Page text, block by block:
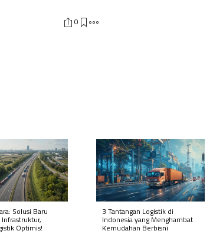
0
Solusi Baru
Optimis!
3 Tantangan Logistik di
Indonesia yang Menghambat
Kemudahan Berbisni